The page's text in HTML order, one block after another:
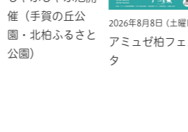
催（手賀の丘公
園・北柏ふるさと
公園）
2026年8月8日 (土曜
アミュゼ柏フェ
タ